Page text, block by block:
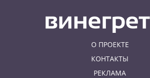
О ПРОЕКТЕ
КОНТАКТЫ
РЕКЛАМА